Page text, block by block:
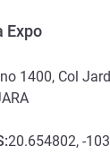
Expo
1400, Col
:20.654802, -